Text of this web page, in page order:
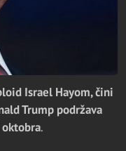
Israel Hayom, čini
Trump podržava
oktobra.